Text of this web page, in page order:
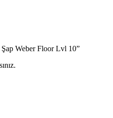
Weber Floor Lvl 10”